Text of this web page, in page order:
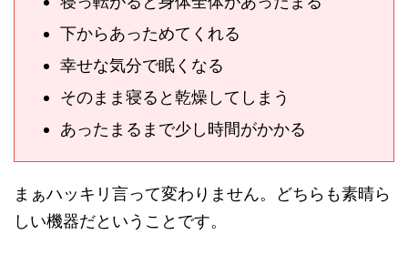
下からあっためてくれる
幸せな気分で眠くなる
そのまま寝ると乾燥してしまう
あったまるまで少し時間がかかる
まぁハッキリ言って変わりません。どちらも素晴ら
しい機器だということです。